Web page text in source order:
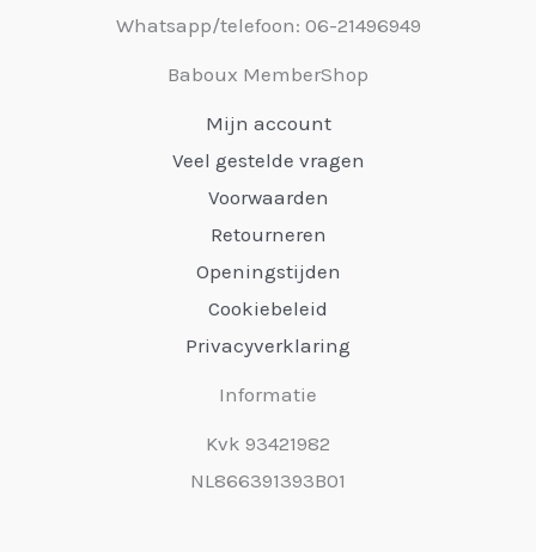
Whatsapp/telefoon: 06-21496949
Baboux MemberShop
Mijn account
Veel gestelde vragen
Voorwaarden
Retourneren
Openingstijden
Cookiebeleid
Privacyverklaring
Informatie
Kvk 93421982
NL866391393B01